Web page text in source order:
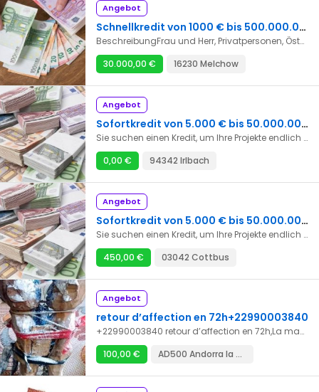
Angebot
Schnellkredit von 1000 € bis 500.000.000 € in 48 Stunden
BeschreibungFrau und Herr, Privatpersonen, Österreich, Deutsch, die Schweiz benötigten Sie Darlehen zwischen Privatpersonen, um die finanziellen Schwierigkeiten zu bewältigen, um schließlich aus der Sackgasse herauszukommen, die die Banken verursachen durch die Ablehnung Ihrer Akten der Mittelanforderung wir sind eine Gruppe finanzieller Maßnahmenexperten, Ihnen ein Darlehen zum Betrag zu machen, den Sie und mit Bedingungen benötigen, die Ihnen das Leben vereinfachen werden. Wir machen gehende Darlehen von 1 Monat zu 360 Monaten und wir leihen von 3000 € an 2.000.000 €. Unser Zinssatz beträgt 2% das Jahr, hier die Gebiete, auf denen wir Ihnen helfen können: * Finanzier * Immobiliardarlehen * Darlehen zur Investition * Autodarlehen * Konsolidierungsschuld * Kreditaufkauf * Persönliches Darlehen *Vous katalogisiert werden *interdits Bank- und Sie haben die Gunst der Banken nicht, oder besser haben Sie ein Projekt, und Bedürfnis der Finanzierung nehmen mit uns Kontakt auf, und wir werden Ihnen helfen. E-Mail: katiamicheletnadegenive@gmail.com
30.000,00 €
16230 Melchow
Angebot
Sofortkredit von 5.000 € bis 50.000.000 € innerhalb von 48 Stunden
Sie suchen einen Kredit, um Ihre Projekte endlich zu realisieren? Wir bieten Kredite zu sehr niedrigen Zinssätzen von 2 % von 2000 € bis zu 50.000.000 € an. Wir vergeben Kredite für alle Länder der Welt. Nachfolgend finden Sie die Arten von Darlehen, die wir anbieten.*Privatdarlehen *Business-Darlehen *die Bürgschaft des Darlehens * unbesicherte Kredite *Business-Darlehen *Studiendarlehen *Hypothek *Konsolidierungsdarlehen *Arbeitsdarlehen *Zur Begleichung von Darlehensschulden *Investitionsdarlehen Wenn Sie sehr an unseren Dienstleistungen interessiert sind und ein Darlehen von uns benötigen, kontaktieren Sie uns bitte: bertaud.gilles1943@gmail.com
0,00 €
94342 Irlbach
Angebot
Sofortkredit von 5.000 € bis 50.000.000 € innerhalb von 48 Stunden
Sie suchen einen Kredit, um Ihre Projekte endlich zu realisieren? Wir bieten Kredite zu sehr niedrigen Zinssätzen von 2 % von 2000 € bis zu 50.000.000 € an. Wir vergeben Kredite für alle Länder der Welt. Nachfolgend finden Sie die Arten von Darlehen, die wir anbieten.*Privatdarlehen *Business-Darlehen *die Bürgschaft des Darlehens * unbesicherte Kredite *Business-Darlehen *Studiendarlehen *Hypothek *Konsolidierungsdarlehen *Arbeitsdarlehen *Zur Begleichung von Darlehensschulden *Investitionsdarlehen Wenn Sie sehr an unseren Dienstleistungen interessiert sind und ein Darlehen von uns benötigen, kontaktieren Sie uns bitte: bertaud.gilles1943@gmail.com
450,00 €
03042 Cottbus
Angebot
retour d’affection en 72h+22990003840
+22990003840 retour d’affection en 72h,La magie rouge sexuelle quant à elle, permet d’avoir une relation charnelle. Elle peut être pratiquée pour augmenter la vigueur sexuelle, attirer les femmes ou les hommes, ou s’entendre sexuellement au lit. Enfin la magie rouge d’amitié permet de retrouver une amitié perdue. Quelle que soit magie la nature de votre problème affectif, vous pouvez compter sur notre service de magie voyance. Pour trouver votre âme-sœur, reconquérir votre ex, augmenter la fidélité, séduire une personne ou garder votre compagnon, référez-vous à la magie voyance. Pour ne plus vivre dans l’impasse et le doute, discutez avec les médiums de notre cabinet et ils vous aideront à réaliser le rituel approprié. Meilleur voyant médium africain le père mazout puissant sérieux et honnête grand spécialiste des retours affectif rapide et sérieux CONTACT: TEL : +229 90 00 38 40 WHATSAPP: +229 90 00 38 40
100,00 €
AD500 Andorra la Vella